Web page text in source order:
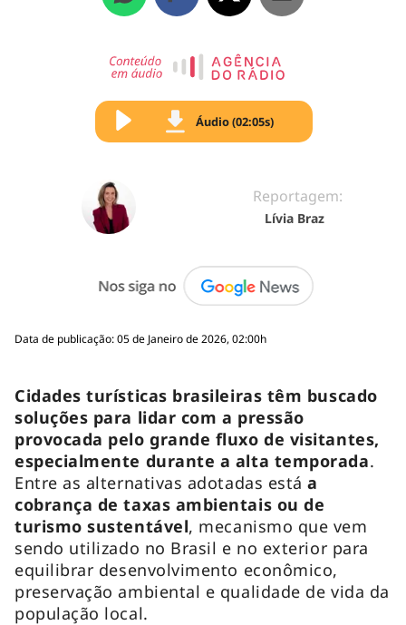
Áudio (02:05s)
Reportagem:
Lívia Braz
Data de publicação: 05 de Janeiro de 2026, 02:00h
Cidades turísticas brasileiras têm buscado
soluções para lidar com a pressão
provocada pelo grande fluxo de visitantes,
especialmente durante a alta temporada.
Entre as alternativas adotadas estáa
cobrança de taxas ambientais ou de
turismo sustentável, mecanismo que vem
sendo utilizado no Brasil e no exterior para
equilibrar desenvolvimento econômico,
preservação ambiental e qualidade de vida da
população local.